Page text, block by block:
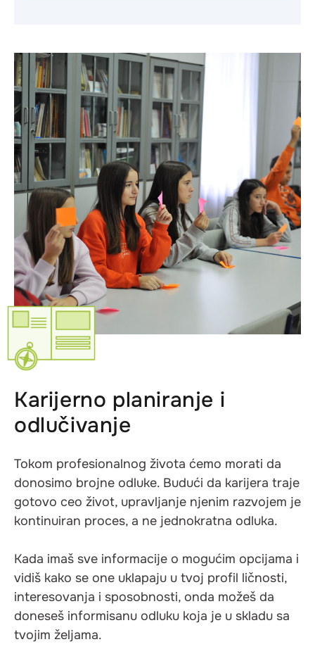
Karijerno planiranje i
odlučivanje
Tokom profesionalnog života ćemo morati da
donosimo brojne odluke. Budući da karijera traje
gotovo ceo život, upravljanje njenim razvojem je
kontinuiran proces, a ne jednokratna odluka.
Kada imaš sve informacije o mogućim opcijama i
vidiš kako se one uklapaju u tvoj profil ličnosti,
interesovanja i sposobnosti, onda možeš da
doneseš informisanu odluku koja je u skladu sa
tvojim željama.